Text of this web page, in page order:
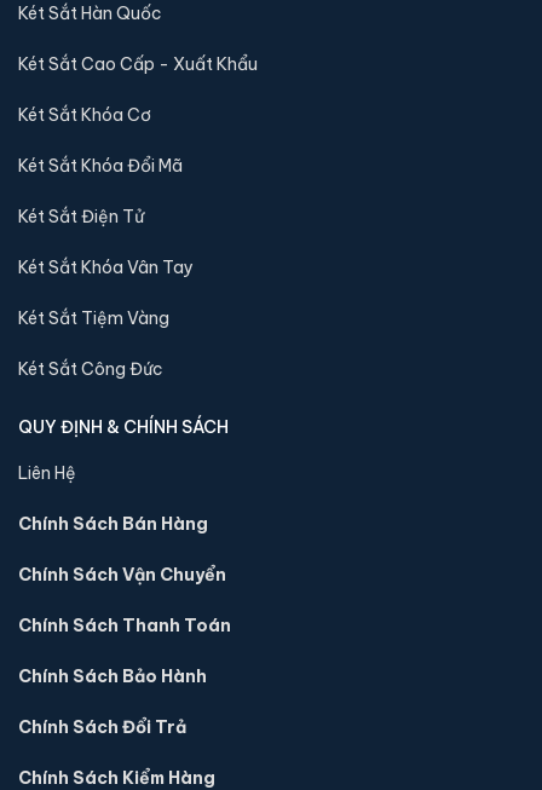
📐 Kích thước:30 x 39 x 32 cm
🛡️ Bảo hành:24 tháng
Két Sắt Hàn Quốc
Két Sắt Cao Cấp - Xuất Khẩu
Két Sắt Khóa Cơ
Két Sắt Khóa Đổi Mã
Két Sắt Điện Tử
Két Sắt Khóa Vân Tay
Két Sắt Tiệm Vàng
Két Sắt Công Đức
QUY ĐỊNH & CHÍNH SÁCH
Liên Hệ
Chính Sách Bán Hàng
Chính Sách Vận Chuyển
Chính Sách Thanh Toán
Chính Sách Bảo Hành
Chính Sách Đổi Trả
Chính Sách Kiểm Hàng